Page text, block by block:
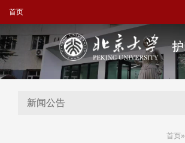
首页
新闻公告
首页»